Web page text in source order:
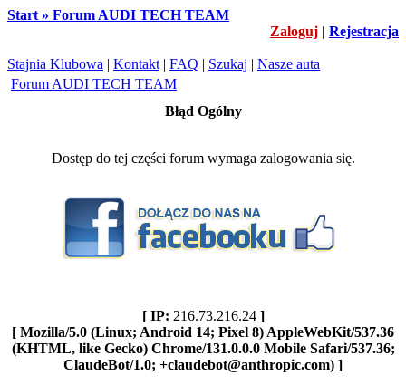
Start » Forum AUDI TECH TEAM
Zaloguj | Rejestracja
Stajnia Klubowa | Kontakt | FAQ | Szukaj | Nasze auta
Forum AUDI TECH TEAM
Błąd Ogólny
Dostęp do tej części forum wymaga zalogowania się.
[ IP: 216.73.216.24 ]
[ Mozilla/5.0 (Linux; Android 14; Pixel 8) AppleWebKit/537.36
(KHTML, like Gecko) Chrome/131.0.0.0 Mobile Safari/537.36;
ClaudeBot/1.0; +claudebot@anthropic.com) ]